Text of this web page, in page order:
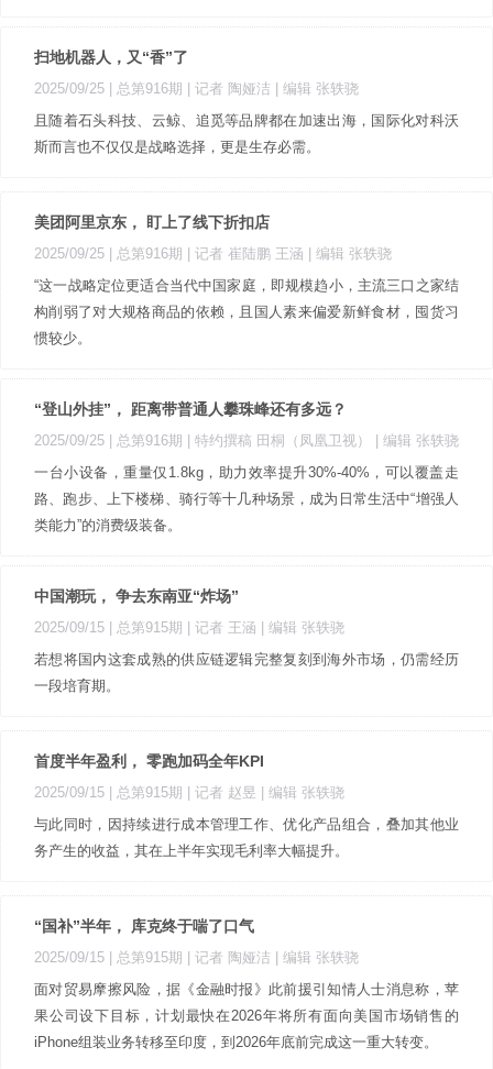
扫地机器人，又“香”了
2025/09/25 | 总第916期 | 记者 陶娅洁
| 编辑 张轶骁
且随着石头科技、云鲸、追觅等品牌都在加速出海，国际化对科沃
斯而言也不仅仅是战略选择，更是生存必需。
美团阿里京东， 盯上了线下折扣店
2025/09/25 | 总第916期 | 记者 崔陆鹏 王涵
| 编辑 张轶骁
“这一战略定位更适合当代中国家庭，即规模趋小，主流三口之家结
构削弱了对大规格商品的依赖，且国人素来偏爱新鲜食材，囤货习
惯较少。
“登山外挂”， 距离带普通人攀珠峰还有多远？
2025/09/25 | 总第916期 | 特约撰稿 田桐（凤凰卫视）
| 编辑 张轶骁
一台小设备，重量仅1.8kg，助力效率提升30%-40%，可以覆盖走
路、跑步、上下楼梯、骑行等十几种场景，成为日常生活中“增强人
类能力”的消费级装备。
中国潮玩， 争去东南亚“炸场”
2025/09/15 | 总第915期 | 记者 王涵
| 编辑 张轶骁
若想将国内这套成熟的供应链逻辑完整复刻到海外市场，仍需经历
一段培育期。
首度半年盈利， 零跑加码全年KPI
2025/09/15 | 总第915期 | 记者 赵昱
| 编辑 张轶骁
与此同时，因持续进行成本管理工作、优化产品组合，叠加其他业
务产生的收益，其在上半年实现毛利率大幅提升。
“国补”半年， 库克终于喘了口气
2025/09/15 | 总第915期 | 记者 陶娅洁
| 编辑 张轶骁
面对贸易摩擦风险，据《金融时报》此前援引知情人士消息称，苹
果公司设下目标，计划最快在2026年将所有面向美国市场销售的
iPhone组装业务转移至印度，到2026年底前完成这一重大转变。